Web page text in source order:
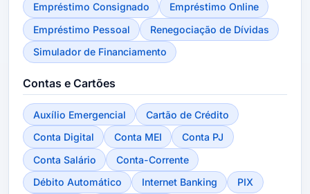
Empréstimo Consignado
Empréstimo Online
Empréstimo Pessoal
Renegociação de Dívidas
Simulador de Financiamento
Contas e Cartões
Auxílio Emergencial
Cartão de Crédito
Conta Digital
Conta MEI
Conta PJ
Conta Salário
Conta-Corrente
Débito Automático
Internet Banking
PIX